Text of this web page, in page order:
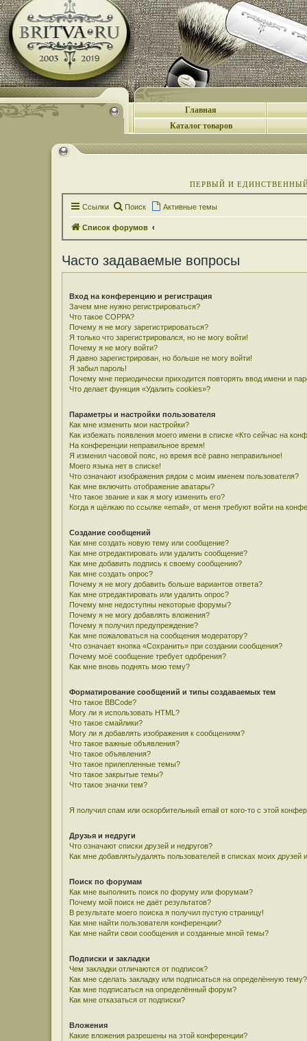
Главная
Каталог товаров
ПЕРВЫЙ И
Ссылки Поиск Активные темы
Список форумов
Часто задаваемые вопросы
Вход на конференцию и регистрация
Зачем мне нужно регистрироваться?
Что такое COPPA?
Почему я не могу зарегистрироваться?
Я только что зарегистрировался, но не могу войти!
Почему я не могу войти?
Я давно зарегистрирован, но больше не могу войти!
Я забыл пароль!
Почему мне периодически приходится повторять ввод имени и
Что делает функция «Удалить cookies»?
Параметры и настройки пользователя
Как мне изменить мои настройки?
Как избежать появления моего имени в списке «Кто сейчас на
На конференции неправильное время!
Я изменил часовой пояс, но время всё равно неправильное!
Моего языка нет в списке!
Что означают изображения рядом с моим именем пользователя?
Как мне включить отображение аватары?
Что такое звание и как я могу изменить его?
Когда я щёлкаю по ссылке «email», от меня требуют войти на
Создание сообщений
Как мне создать новую тему или сообщение?
Как мне отредактировать или удалить сообщение?
Как мне добавить подпись к своему сообщению?
Как мне создать опрос?
Почему я не могу добавить больше вариантов ответа?
Как мне отредактировать или удалить опрос?
Почему мне недоступны некоторые форумы?
Почему я не могу добавлять вложения?
Почему я получил предупреждение?
Как мне пожаловаться на сообщения модератору?
Что означает кнопка «Сохранить» при создании сообщения?
Почему моё сообщение требует одобрения?
Как мне вновь поднять мою тему?
Форматирование сообщений и типы создаваемых тем
Что такое BBCode?
Могу ли я использовать HTML?
Что такое смайлики?
Могу ли я добавлять изображения к сообщениям?
Что такое важные объявления?
Что такое объявления?
Что такое прилепленные темы?
Что такое закрытые темы?
Что такое значки тем?
Я получил спам или оскорбительный email от кого-то с этой
Друзья и недруги
Что означают списки друзей и недругов?
Как мне добавлять/удалять пользователей в списках моих друзей
Поиск по форумам
Как мне выполнить поиск по форуму или форумам?
Почему мой поиск не даёт результатов?
В результате моего поиска я получил пустую страницу!
Как мне найти пользователя конференции?
Как мне найти свои сообщения и созданные мной темы?
Подписки и закладки
Чем закладки отличаются от подписок?
Как мне сделать закладку или подписаться на определённую тему?
Как мне подписаться на определённый форум?
Как мне отказаться от подписки?
Вложения
Какие вложения разрешены на этой конференции?